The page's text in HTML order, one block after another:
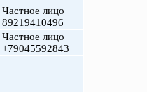
Частное лицо
89219410496
Частное лицо
+79045592843